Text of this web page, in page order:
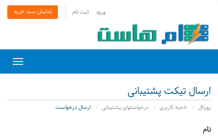
ورود ثبت نام نمایش سبد خرید
ارسال تیکت پشتیبانی
پورتال ناحیه کاربری درخواستهای پشتیبانی ارسال درخواست
نام